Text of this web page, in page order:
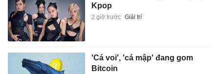
Kpop
2 giờ trước Giải trí
'Cá voi', 'cá mập' đang gom
Bitcoin